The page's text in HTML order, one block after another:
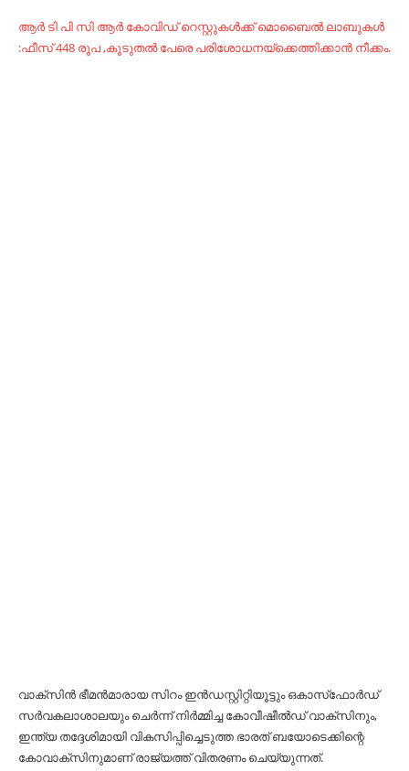
ആർ ടി പി സി ആർ കോവിഡ് റെസ്റ്റുകൾക്ക് മൊബൈൽ ലാബുകൾ
:ഫീസ് 448 രൂപ ,കൂടുതൽ പേരെ പരിശോധനയ്‌ക്കെത്തിക്കാൻ നീക്കം.
വാക്‌സിന്‍ ഭീമന്‍മാരായ സിറം ഇന്‍ഡസ്റ്റിറ്റിയൂട്ടും ഒകാസ്‌ഫോര്‍ഡ്‌
സര്‍വകലാശാലയും ചെര്‍ന്ന്‌ നിര്‍മ്മിച്ച കോവീഷീല്‍ഡ്‌ വാക്‌സിനും,
ഇന്ത്യ തദ്ദേശിമായി വികസിപ്പിച്ചെടുത്ത ഭാരത്‌ ബയോടെക്കിന്റെ
കോവാക്‌സിനുമാണ്‌ രാജ്യത്ത്‌ വിതരണം ചെയ്യുന്നത്‌.